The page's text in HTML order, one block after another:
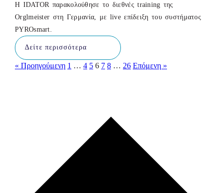
Η IDATOR παρακολούθησε το διεθνές training της
Orglmeister στη Γερμανία, με live επίδειξη του συστήματος
PYROsmart.
Δείτε περισσότερα
« Προηγούμενη 1 … 4 5 6 7 8 … 26 Επόμενη »